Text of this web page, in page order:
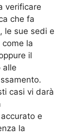
verificare
che fa
le sue sedi e
la
il
alle
casi vi darà
e
la